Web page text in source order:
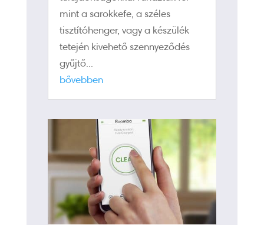
mint a sarokkefe, a széles
tisztítóhenger, vagy a készülék
tetején kivehető szennyeződés
gyűjtő...
bővebben